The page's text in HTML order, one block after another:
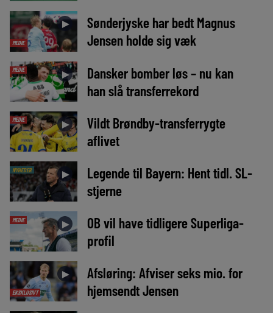
MEDIE
►
Sønderjyske har bedt Magnus
Jensen holde sig væk
MEDIE ►
Dansker bomber løs – nu kan
han slå transferrekord
MEDIE ►
Vildt Brøndby-transferrygte
aflivet
NYHEDER ►
Legende til Bayern: Hent tidl. SL-
stjerne
MEDIE ►
OB vil have tidligere Superliga-
profil
EKSKLUSIVT
►
Afsløring: Afviser seks mio. for
hjemsendt Jensen